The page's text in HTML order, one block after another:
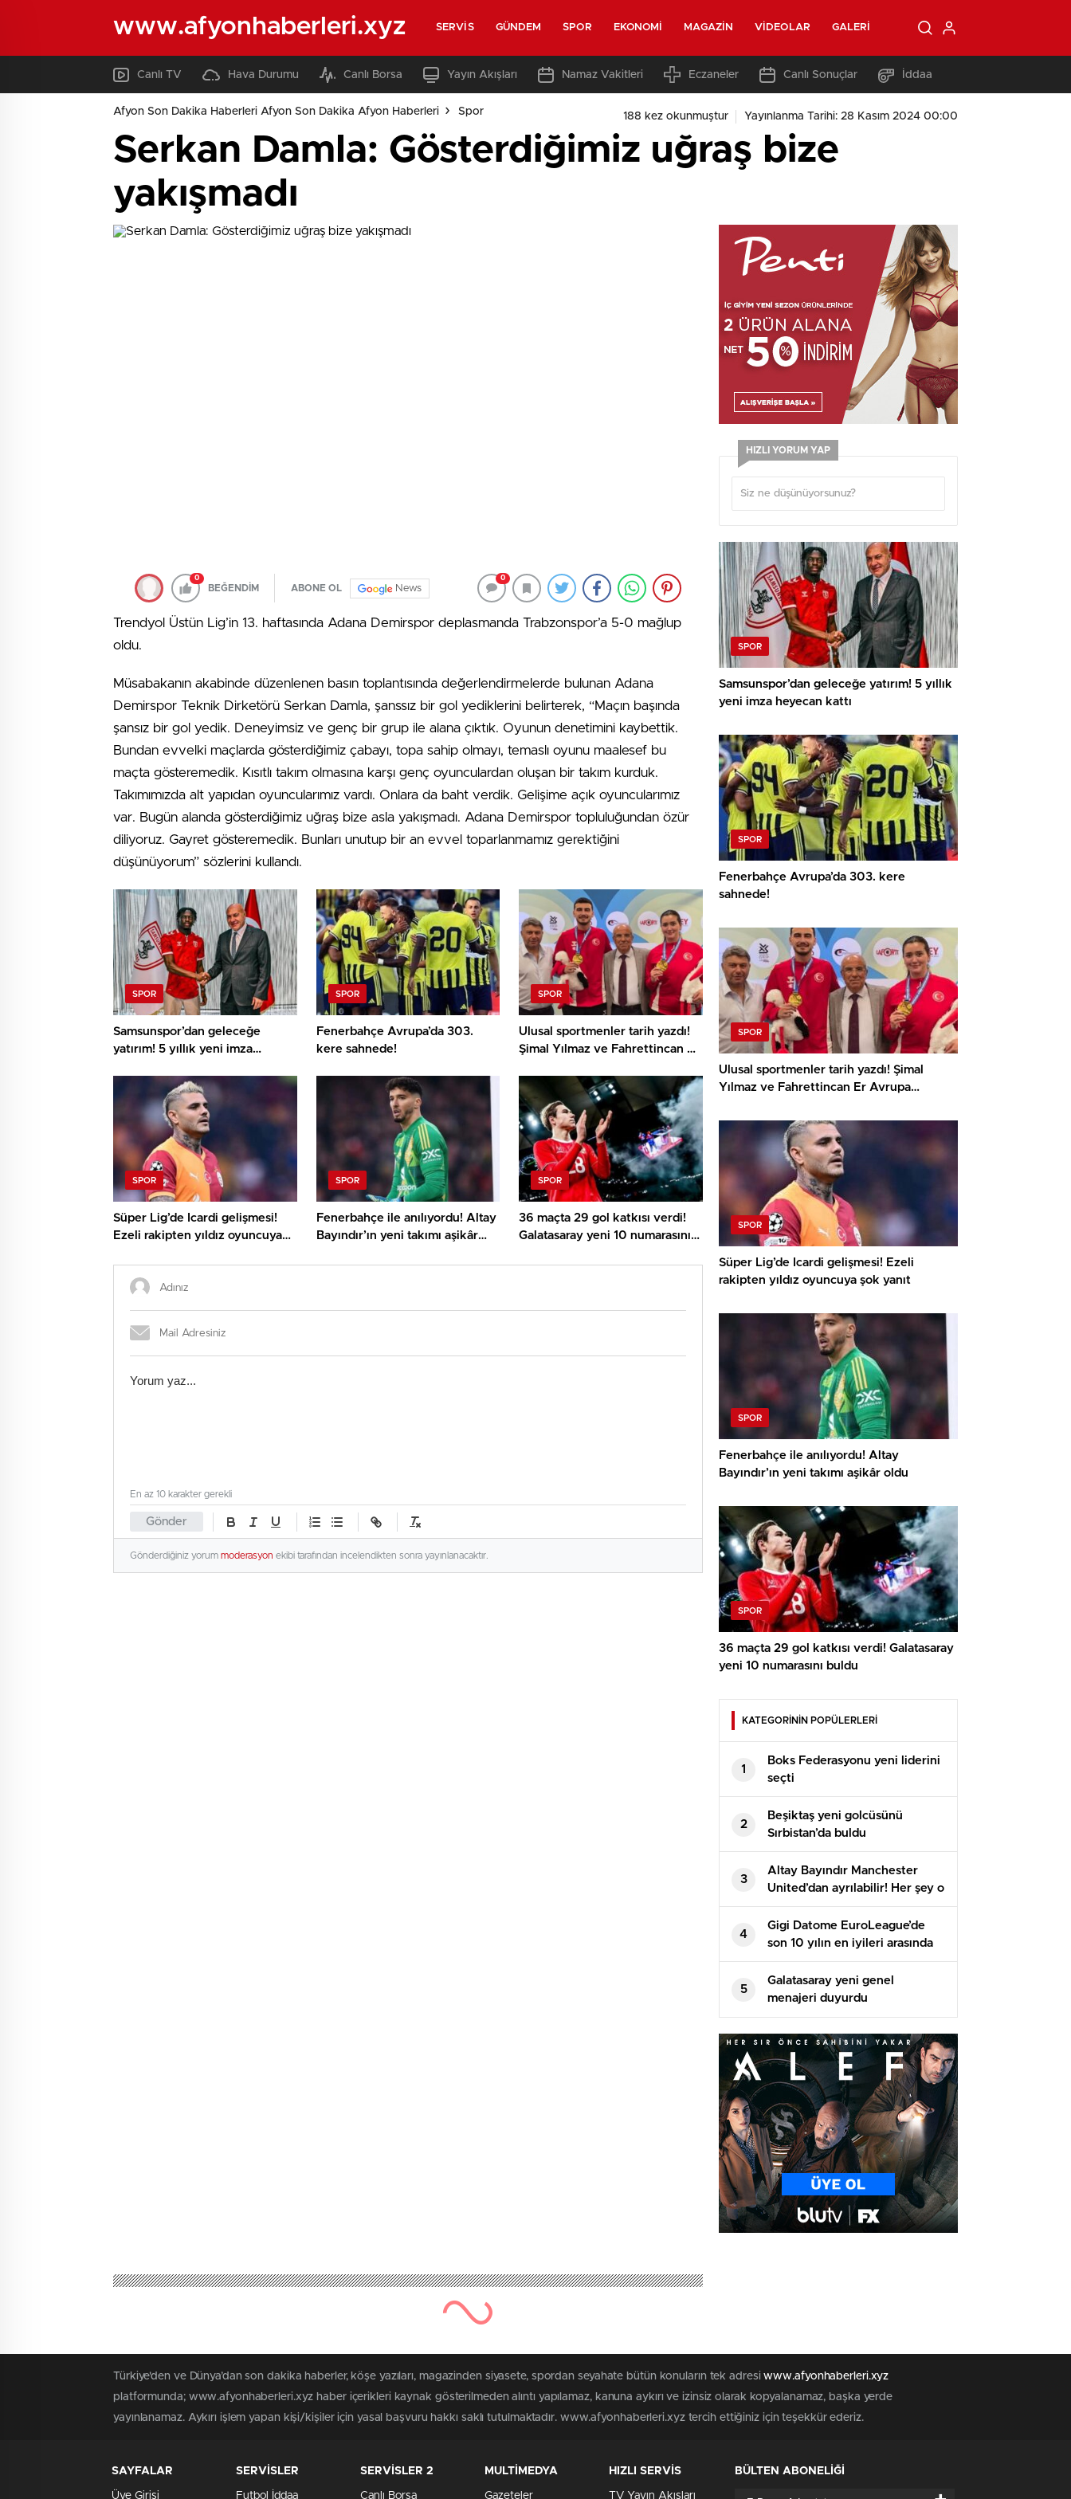
www.afyonhaberleri.xyz SERVIS GÜNDEM SPOR EKONOMI MAGAZIN VIDEOLAR GALERI
Canlı TV Hava Durumu Canlı Borsa Yayın Akışları Namaz Vakitleri Eczaneler Canlı Sonuçlar İddaa
Afyon Son Dakika Haberleri Afyon Son Dakika Afyon Haberleri Spor 188 kez okunmuştur Yayınlanma Tarihi: 28 Kasım 2024 00:00
Serkan Damla: Gösterdiğimiz uğraş bize
yakışmadı
0
BEĞENDİM ABONE OL News
0
Trendyol Üstün Lig’in 13. haftasında Adana Demirspor deplasmanda Trabzonspor’a 5-0 mağlup
oldu.
Müsabakanın akabinde düzenlenen basın toplantısında değerlendirmelerde bulunan Adana
Demirspor Teknik Dirketörü Serkan Damla, şanssız bir gol yediklerini belirterek, “Maçın başında
şansız bir gol yedik. Deneyimsiz ve genç bir grup ile alana çıktık. Oyunun denetimini kaybettik.
Bundan evvelki maçlarda gösterdiğimiz çabayı, topa sahip olmayı, temaslı oyunu maalesef bu
maçta gösteremedik. Kısıtlı takım olmasına karşı genç oyunculardan oluşan bir takım kurduk.
Takımımızda alt yapıdan oyuncularımız vardı. Onlara da baht verdik. Gelişime açık oyuncularımız
var. Bugün alanda gösterdiğimiz uğraş bize asla yakışmadı. Adana Demirspor topluluğundan özür
diliyoruz. Gayret gösteremedik. Bunları unutup bir an evvel toparlanmamız gerektiğini
düşünüyorum” sözlerini kullandı.
SPOR
Samsunspor’dan geleceğe
yatırım! 5 yıllık yeni imza
SPOR
Fenerbahçe Avrupa’da 303.
kere sahnede!
SPOR
Ulusal sportmenler tarih yazdı!
Şimal Yılmaz ve Fahrettincan Er
SPOR
Süper Lig’de Icardi gelişmesi!
Ezeli rakipten yıldız oyuncuya
SPOR
Fenerbahçe ile anılıyordu! Altay
Bayındır’ın yeni takımı aşikâr
SPOR
36 maçta 29 gol katkısı verdi!
Galatasaray yeni 10 numarasını
Gönder
En az 10 karakter gerekli
Gönderdiğiniz yorum moderasyon ekibi tarafından incelendikten sonra yayınlanacaktır.
HIZLI YORUM YAP
SPOR
Samsunspor’dan geleceğe yatırım! 5 yıllık
yeni imza heyecan kattı
SPOR
Fenerbahçe Avrupa’da 303. kere
sahnede!
SPOR
Ulusal sportmenler tarih yazdı! Şimal
Yılmaz ve Fahrettincan Er Avrupa
SPOR
Süper Lig’de Icardi gelişmesi! Ezeli
rakipten yıldız oyuncuya şok yanıt
SPOR
Fenerbahçe ile anılıyordu! Altay
Bayındır’ın yeni takımı aşikâr oldu
SPOR
36 maçta 29 gol katkısı verdi! Galatasaray
yeni 10 numarasını buldu
KATEGORİNİN POPÜLERLERİ
1
Boks Federasyonu yeni liderini
seçti
2
Beşiktaş yeni golcüsünü
Sırbistan’da buldu
3
Altay Bayındır Manchester
United’dan ayrılabilir! Her şey o
isme bağlı…
4
Gigi Datome EuroLeague’de
son 10 yılın en iyileri arasında
5
Galatasaray yeni genel
menajeri duyurdu
Türkiye'den ve Dünya’dan son dakika haberler, köşe yazıları, magazinden siyasete, spordan seyahate bütün konuların tek adresiwww.afyonhaberleri.xyz
platformunda; www.afyonhaberleri.xyz haber içerikleri kaynak gösterilmeden alıntı yapılamaz, kanuna aykırı ve izinsiz olarak kopyalanamaz, başka yerde
yayınlanamaz. Aykırı işlem yapan kişi/kişiler için yasal başvuru hakkı saklı tutulmaktadır. www.afyonhaberleri.xyz tercih ettiğiniz için teşekkür ederiz.
SAYFALAR
Üye Girişi
SERVİSLER
Futbol İddaa
SERVİSLER 2
Canlı Borsa
MULTİMEDYA
Gazeteler
HIZLI SERVİS
TV Yayın Akışları
BÜLTEN ABONELİĞİ